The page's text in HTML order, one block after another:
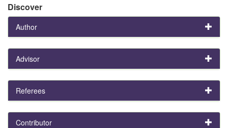
Discover
Author
Advisor
Referees
Contributor